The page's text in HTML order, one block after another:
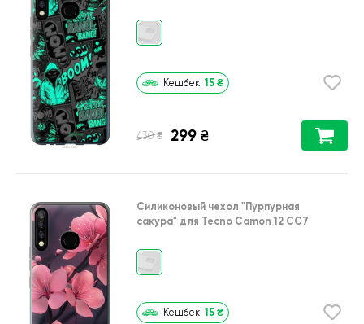
Кешбек 15 ₴
430 ₴ 299 ₴
Силиконовый чехол "Пурпурная
сакура" для Tecno Camon 12 CC7
Кешбек 15 ₴